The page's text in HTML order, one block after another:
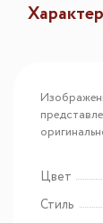
Цвет
Стиль